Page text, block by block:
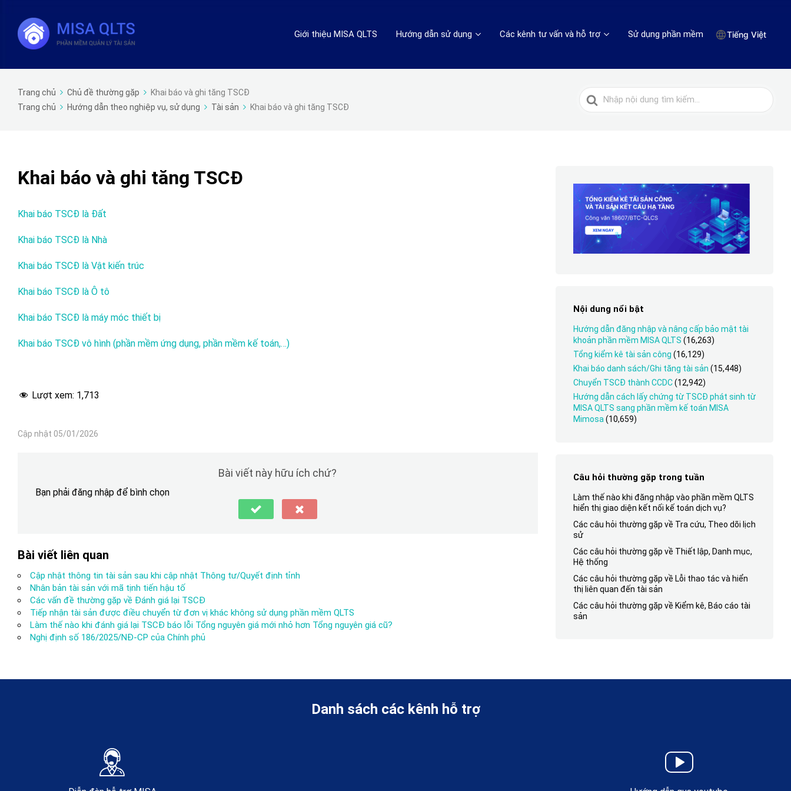
Giới thiệu MISA QLTS Hướng dẫn sử dụng Các kênh tư vấn và hỗ trợ Sử dụng phần mềm Tiếng Việt
Trang chủ Chủ đề thường gặp
Khai báo và ghi tăng TSCĐ
Trang chủ
Hướng dẫn theo nghiệp vụ, sử dụng Tài sản Khai báo và ghi tăng TSCĐ
Tìm
kiếm
Khai báo và ghi tăng TSCĐ
Khai báo TSCĐ là Đất
Khai báo TSCĐ là Nhà
Khai báo TSCĐ là Vật kiến trúc
Khai báo TSCĐ là Ô tô
Khai báo TSCĐ là máy móc thiết bị
Khai báo TSCĐ vô hình (phần mềm ứng dụng, phần mềm kế toán,…)
Lượt xem: 1,713
Cập nhật 05/01/2026
Bài viết này hữu ích chứ?
Bạn phải đăng nhập để bình chọn
Bài viết liên quan
Cập nhật thông tin tài sản sau khi cập nhật Thông tư/Quyết định tỉnh
Nhân bản tài sản với mã tịnh tiến hậu tố
Các vấn đề thường gặp về Đánh giá lại TSCĐ
Tiếp nhận tài sản được điều chuyển từ đơn vị khác không sử dụng phần mềm QLTS
Làm thế nào khi đánh giá lại TSCĐ báo lỗi Tổng nguyên giá mới nhỏ hơn Tổng nguyên giá cũ?
Nghị định số 186/2025/NĐ-CP của Chính phủ
Nội dung nổi bật
Hướng dẫn đăng nhập và nâng cấp bảo mật tài
khoản phần mềm MISA QLTS (16,263)
Tổng kiểm kê tài sản công (16,129)
Khai báo danh sách/Ghi tăng tài sản (15,448)
Chuyển TSCĐ thành CCDC(12,942)
Hướng dẫn cách lấy chứng từ TSCĐ phát sinh từ
MISA QLTS sang phần mềm kế toán MISA
Mimosa (10,659)
Câu hỏi thường gặp trong tuần
Làm thế nào khi đăng nhập vào phần mềm QLTS
hiển thị giao diện kết nối kế toán dịch vụ?
Các câu hỏi thường gặp về Tra cứu, Theo dõi lịch
sử
Các câu hỏi thường gặp về Thiết lập, Danh mục,
Hệ thống
Các câu hỏi thường gặp về Lỗi thao tác và hiển
thị liên quan đến tài sản
Các câu hỏi thường gặp về Kiểm kê, Báo cáo tài
sản
Danh sách các kênh hỗ trợ